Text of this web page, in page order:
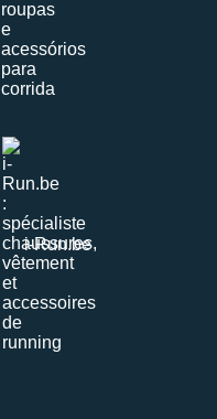
i-Run.be